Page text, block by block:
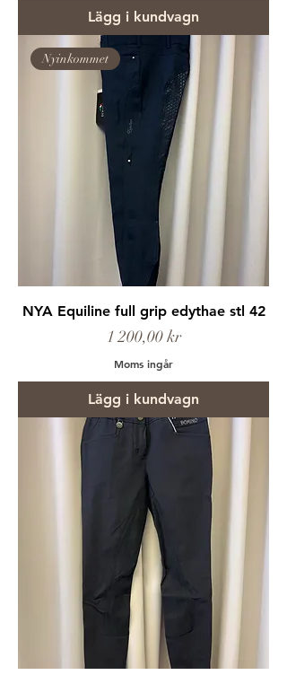
Lägg i kundvagn
Nyinkommet
NYA Equiline full grip edythae stl 42
Pris
1 200,00 kr
Moms ingår
Lägg i kundvagn